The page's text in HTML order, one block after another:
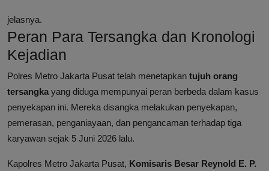
jelasnya.
Peran Para Tersangka dan Kronologi
Kejadian
Polres Metro Jakarta Pusat telah menetapkan tujuh orang
tersangka yang diduga mempunyai peran berbeda dalam kasus
penyekapan ini. Mereka disangka melakukan penyekapan,
pemerasan, penganiayaan, dan pengancaman terhadap tiga
karyawan sejak 5 Juni 2026 lalu.
Kapolres Metro Jakarta Pusat, Komisaris Besar Reynold E. P.